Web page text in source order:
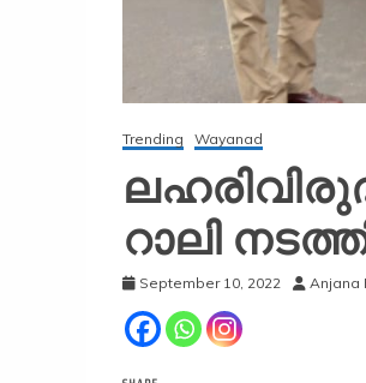
Trending Wayanad
റാലി
September 10, 2022 Anjana